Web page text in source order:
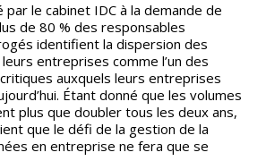
par le cabinet IDC à la demande de
de 80 % des responsables
identifient la dispersion des
entreprises comme l’un des
auxquels leurs entreprises
Étant donné que les volumes
plus que doubler tous les deux ans,
que le défi de la gestion de la
en entreprise ne fera que se